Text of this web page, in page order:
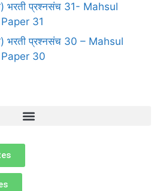
भरती प्रश्नसंच 31- Mahsul
31
भरती प्रश्नसंच 30 – Mahsul
30